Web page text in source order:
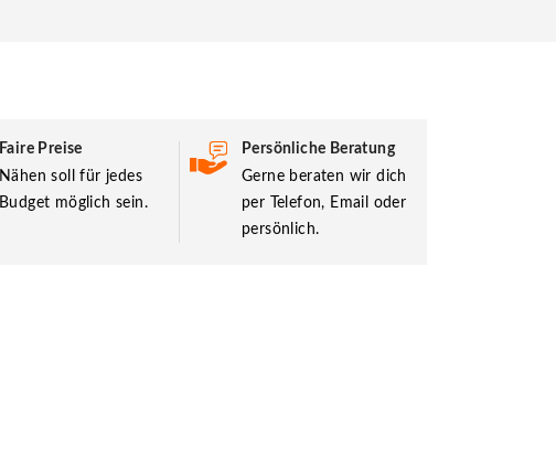
Faire Preise
Nähen soll für jedes
Budget möglich sein.
Persönliche Beratung
Gerne beraten wir dich
per Telefon, Email oder
persönlich.